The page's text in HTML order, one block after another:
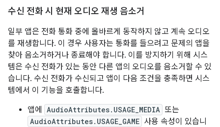
수신 전화 시 현재 오디오 재생 음소거
일부 앱은 전화 통화 중에 올바르게 동작하지 않고 계속 오디오
를 재생합니다. 이 경우 사용자는 통화를 들으려고 문제의 앱을
찾아 음소거하거나 종료해야 합니다. 이를 방지하기 위해 시스
템은 수신 전화가 있는 동안 다른 앱의 오디오를 음소거할 수 있
습니다. 수신 전화가 수신되고 앱이 다음 조건을 충족하면 시스
템에서 이 기능을 호출합니다.
앱에
AudioAttributes.USAGE_MEDIA 또는
AudioAttributes.USAGE_GAME 사용 속성이 있습니